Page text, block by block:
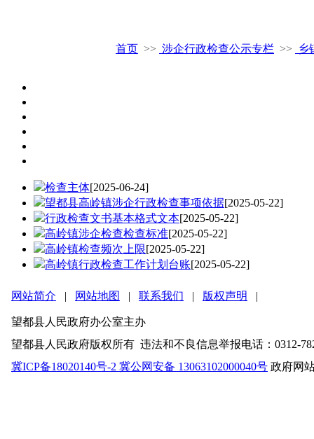
首页 >> 涉企行政检查公示专栏 >> 乡
检查主体[2025-06-24]
望都县高岭镇涉企行政检查事项依据[2025-05-22]
行政检查文书基本格式文本[2025-05-22]
高岭镇涉企检查检查标准[2025-05-22]
高岭镇检查频次上限[2025-05-22]
高岭镇行政检查工作计划台账[2025-05-22]